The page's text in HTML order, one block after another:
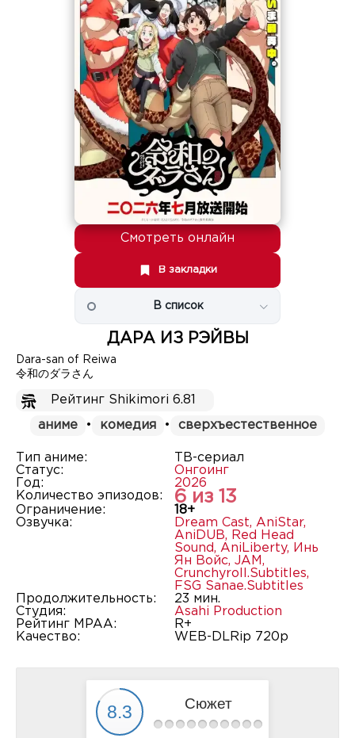
Смотреть онлайн
В закладки
В список
ДАРА ИЗ РЭЙВЫ
Dara-san of Reiwa
令和のダラさん
Рейтинг Shikimori 6.81
аниме • комедия • сверхъестественное
Тип аниме:
ТВ-сериал
Статус:
Онгоинг
Год:
2026
Количество эпизодов:
6 из 13
Ограничение:
18+
Озвучка:
Dream Cast, AniStar,
AniDUB, Red Head
Sound, AniLiberty, Инь
Ян Войс, JAM ,
Crunchyroll.Subtitles,
FSG Sanae.Subtitles
Продолжительность:
23 мин.
Студия:
Asahi Production
Рейтинг MPAA:
R+
Качество:
WEB-DLRip 720p
Сюжет